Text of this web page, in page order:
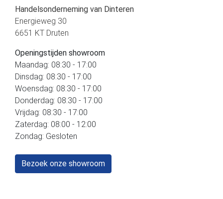
Handelsonderneming van Dinteren
Energieweg 30
6651 KT Druten
Openingstijden showroom
Maandag: 08:30 - 17:00
Dinsdag: 08:30 - 17:00
Woensdag: 08:30 - 17:00
Donderdag: 08:30 - 17:00
Vrijdag: 08:30 - 17:00
Zaterdag: 08:00 - 12:00
Zondag: Gesloten
Bezoek onze showroom